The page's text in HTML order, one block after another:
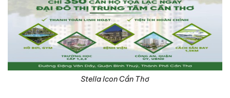
Stella Icon Cần Thơ